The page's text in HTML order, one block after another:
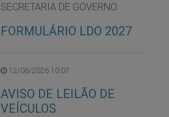
SECRETARIA DE GOVERNO
FORMULÁRIO LDO 2027
12/06/2026 10:07
AVISO DE LEILÃO DE
VEÍCULOS